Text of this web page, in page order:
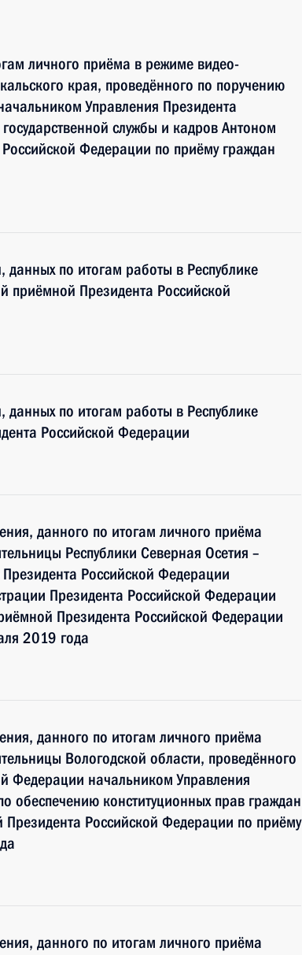
личного приёма в режиме видео-
края, проведённого по поручению
Управления Президента
службы и кадров Антоном
Федерации по приёму граждан
данных по итогам работы в Республике
приёмной Президента Российской
данных по итогам работы в Республике
Российской Федерации
данного по итогам личного приёма
Республики Северная Осетия –
Российской Федерации
Президента Российской Федерации
Президента Российской Федерации
2019 года
данного по итогам личного приёма
Вологодской области, проведённого
Федерации начальником Управления
обеспечению конституционных прав граждан
Российской Федерации по приёму
данного по итогам личного приёма